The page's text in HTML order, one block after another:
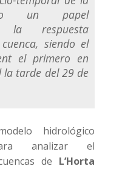
un papel
la respuesta
siendo el
el primero en
la tarde del 29 de
hidrológico
analizar el
de L’Horta